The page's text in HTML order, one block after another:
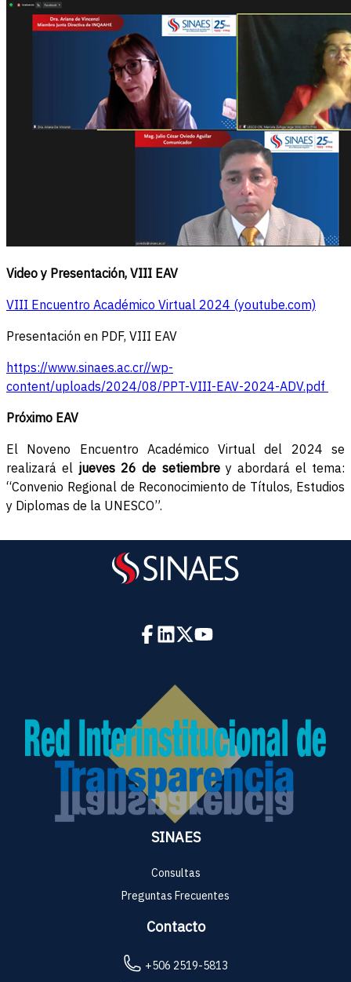
Video y Presentación, VIII EAV
VIII Encuentro Académico Virtual 2024 (youtube.com)
Presentación en PDF, VIII EAV
https://www.sinaes.ac.cr//wp-
content/uploads/2024/08/PPT-VIII-EAV-2024-ADV.pdf
Próximo EAV
El Noveno Encuentro Académico Virtual del 2024 se
realizará el jueves 26 de setiembrey abordará el tema:
“Convenio Regional de Reconocimiento de Títulos, Estudios
y Diplomas de la UNESCO”.
SINAES
Consultas
Preguntas Frecuentes
Contacto
+506 2519-5813